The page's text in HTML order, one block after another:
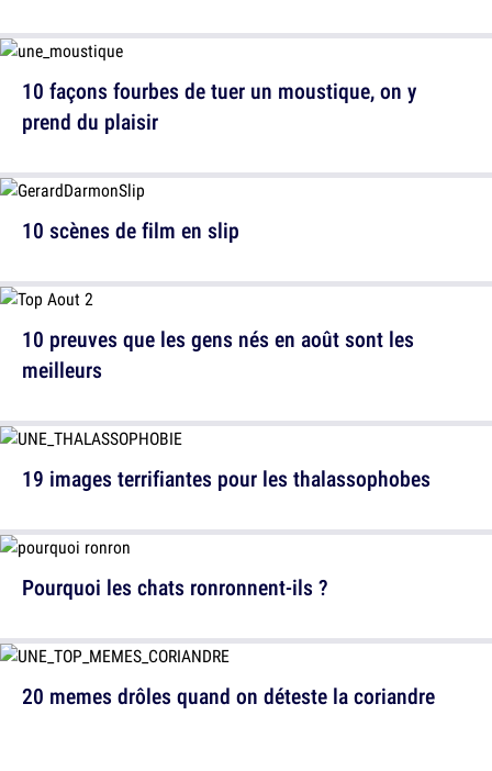
10 façons fourbes de tuer un moustique, on y
prend du plaisir
10 preuves que les gens nés en août sont les
meilleurs
Pourquoi les chats ronronnent-ils ?
10 scènes de film en slip
19 images terrifiantes pour les thalassophobes
20 memes drôles quand on déteste la coriandre